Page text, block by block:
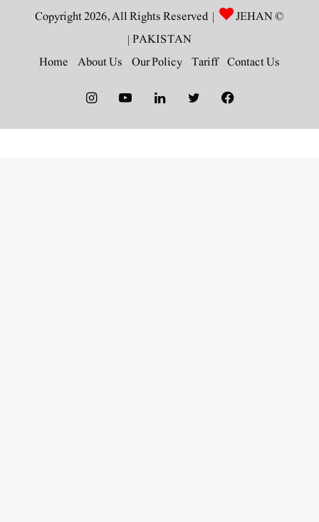
© Copyright 2026, All Rights Reserved |
JEHAN
PAKISTAN
|
Contact Us
Tariff
Our Policy
About Us
Home
Facebook
Twitter
LinkedIn
YouTube
Instagram